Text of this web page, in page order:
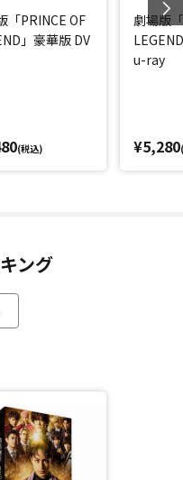
「PRINCE OF
」豪華版 DV
(税込)
劇場版
u-ray
¥5,280
ング